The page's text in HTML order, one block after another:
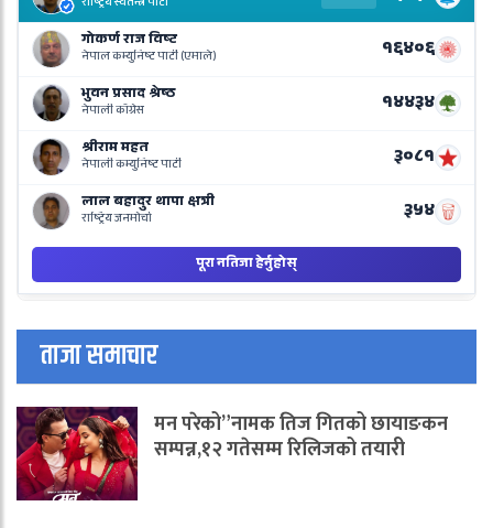
ताजा समाचार
मन परेको”नामक तिज गितको छायाङकन
सम्पन्न,१२ गतेसम्म रिलिजको तयारी